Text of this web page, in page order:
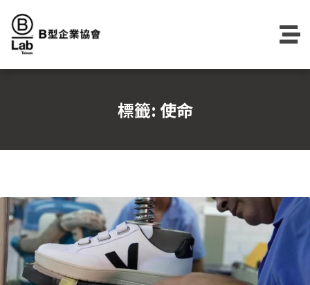
content
標籤: 使命